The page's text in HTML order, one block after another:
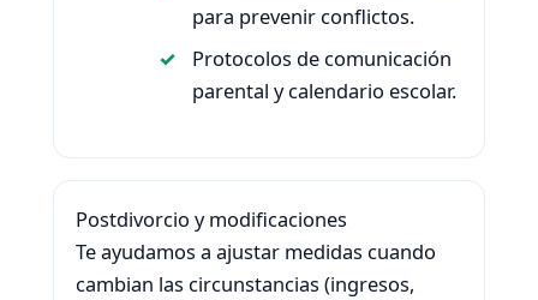
para prevenir conflictos.
Protocolos de comunicación
parental y calendario escolar.
Postdivorcio y modificaciones
Te ayudamos a ajustar medidas cuando
cambian las circunstancias (ingresos,